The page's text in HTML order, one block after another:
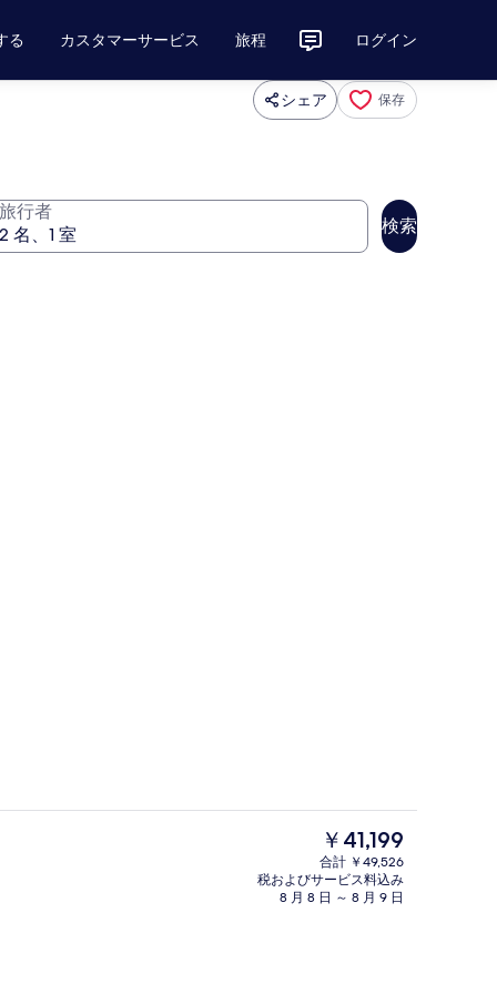
る カスタマーサービス 旅程 ログイン
シェア 保存
行者
検索
イベートプール (Astro) | リビング エリア | 24 インチの液晶テレビ (衛星放
Pool Suite with Sea view | 高級寝具
現
在
の
料
￥41,199
合計 ￥49,526
税およびサービス料込み
8 月 8 日 ～ 8 月 9 日